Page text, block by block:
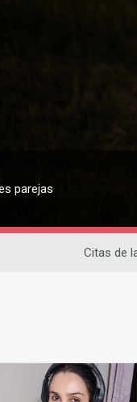
parejas
Citas de